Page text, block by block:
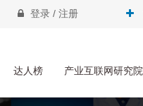
登录 / 注册
达人榜 产业互联网研究院